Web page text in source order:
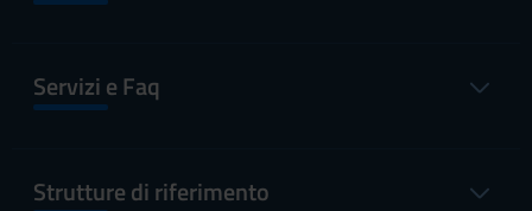
Servizi e Faq
Strutture di riferimento